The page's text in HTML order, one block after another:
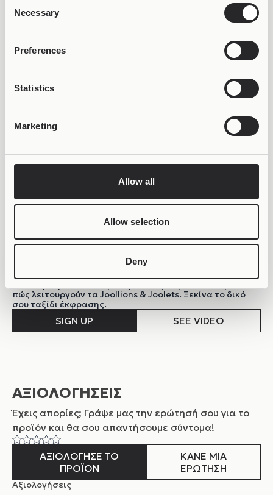
Selection
Necessary
Preferences
Statistics
Marketing
Allow all
Allow selection
Deny
ΓΙΝΕ ΜΕΡΟΣ ΤΗΣ ΚΟΙΝΟΤΗΤΑΣ!
Κάνε εγγραφή στη δημιουργική κοινότητα της Joolify και
πώς λειτουργούν τα Joollions & Joolets. Ξεκίνα το δικό
σου ταξίδι έκφρασης.
SIGN UP SEE VIDEO
ΑΞΙΟΛΟΓΗΣΕΙΣ
Έχεις απορίες; Γράψε μας την ερώτησή σου για το
προϊόν και θα σου απαντήσουμε σύντομα!
ΑΞΙΟΛΟΓΗΣΕ ΤΟ
ΠΡΟΪΟΝ
ΚΑΝΕ ΜΙΑ
ΕΡΩΤΗΣΗ
Αξιολογήσεις